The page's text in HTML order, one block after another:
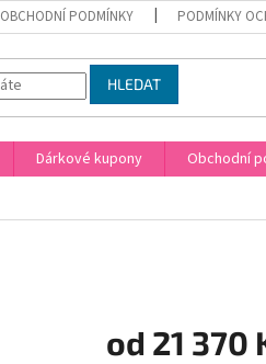
OBCHODNÍ PODMÍNKY PODMÍNKY
HLEDAT
Dárkové kupony
Obchodní
od 21 370